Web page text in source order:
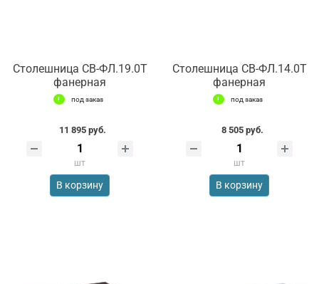
Столешница СВ-ФЛ.19.0Т
фанерная
под заказ
11 895 руб.
шт
В корзину
Столешница СВ-ФЛ.14.0Т
фанерная
под заказ
8 505 руб.
шт
В корзину